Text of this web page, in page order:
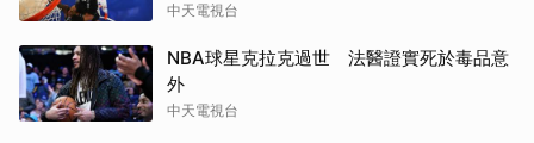
中天電視台
NBA球星克拉克過世 法醫證實死於毒品意
外
中天電視台